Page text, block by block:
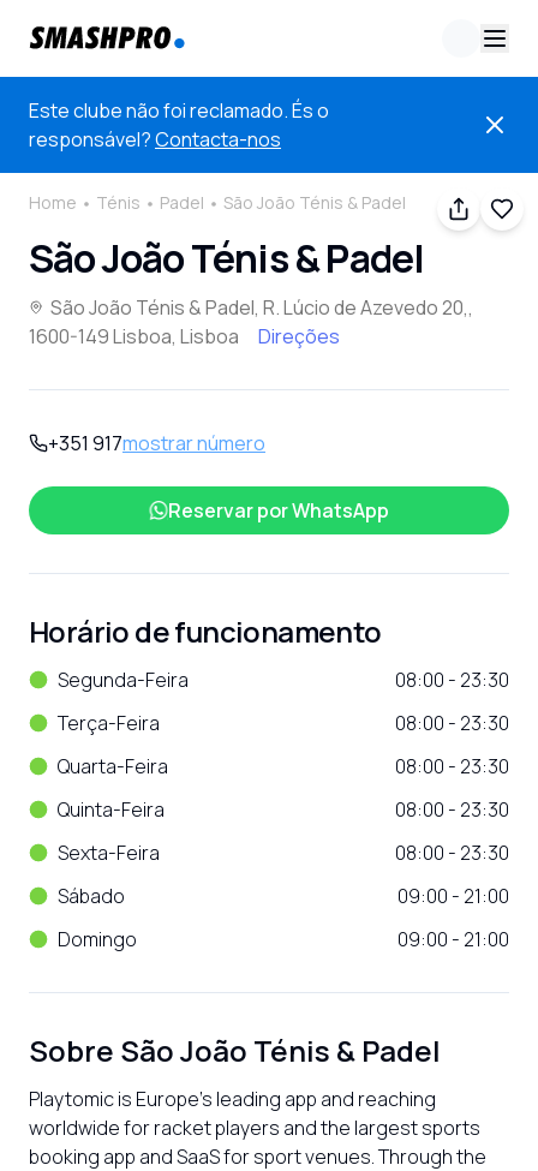
Este clube não foi reclamado. És o
responsável?Contacta-nos
Home Ténis Padel São João Ténis & Padel
São João Ténis & Padel
São João Ténis & Padel, R. Lúcio de Azevedo 20,,
1600-149 Lisboa, Lisboa
Direções
+351 917mostrar número
Reservar porWhatsApp
Horário de funcionamento
Segunda-Feira
08:00 - 23:30
Terça-Feira
08:00 - 23:30
Quarta-Feira
08:00 - 23:30
Quinta-Feira
08:00 - 23:30
Sexta-Feira
08:00 - 23:30
Sábado
09:00 - 21:00
Domingo
09:00 - 21:00
Sobre São João Ténis & Padel
Playtomic is Europe’s leading app and reaching
worldwide for racket players and the largest sports
booking app and SaaS for sport venues. Through the